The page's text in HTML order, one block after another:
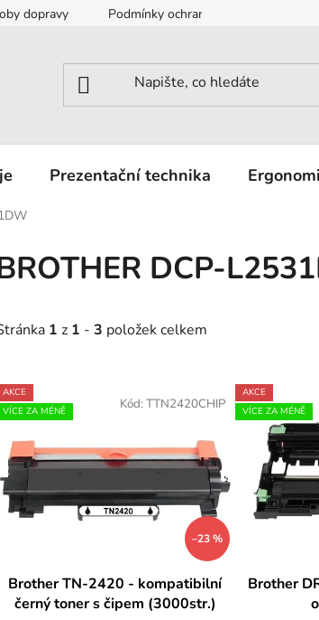
dopravy Podmínky ochrany osobních údajů
Prezentační technika
DCP-
1 z 1 - 3 položek celkem
s
p
AKCE
VÍCE ZA MÉNĚ
–23 %
Brother TN-2420 - kompatibilní
černý toner s čipem (3000str.)
Kód: TTN2420CHIP
AKCE
VÍCE ZA MÉNĚ
Brother